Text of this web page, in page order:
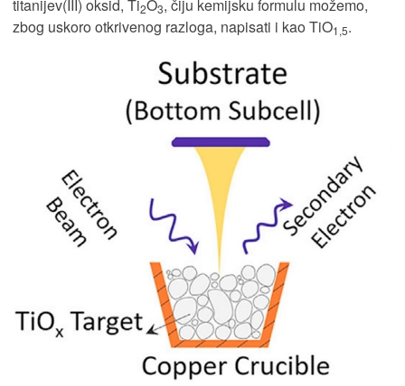
titanijev(III) oksid, Ti2O3, čiju kemijsku formulu možemo,
zbog uskoro otkrivenog razloga, napisati i kao TiO1,5.